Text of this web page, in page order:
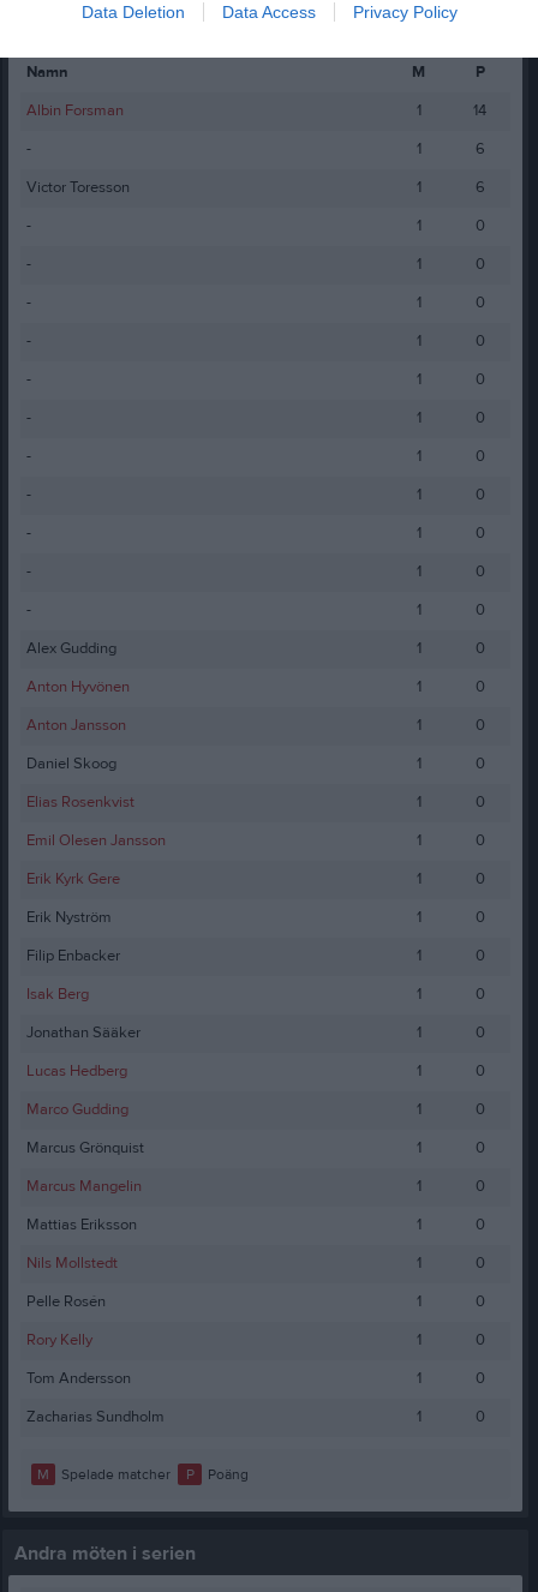
Data Deletion Data Access Privacy Policy
Spelarstatistik Utespelare
Namn M
P
Albin Forsman
1
14
-
1
6
Victor Toresson
1
6
-
1
0
-
1
0
-
1
0
-
1
0
-
1
0
-
1
0
-
1
0
-
1
0
-
1
0
-
1
0
-
1
0
Alex Gudding
1
0
Anton Hyvönen
1
0
Anton Jansson
1
0
Daniel Skoog
1
0
Elias Rosenkvist
1
0
Emil Olesen Jansson
1
0
Erik Kyrk Gere
1
0
Erik Nyström
1
0
Filip Enbacker
1
0
Isak Berg
1
0
Jonathan Sääker
1
0
Lucas Hedberg
1
0
Marco Gudding
1
0
Marcus Grönquist
1
0
Marcus Mangelin
1
0
Mattias Eriksson
1
0
Nils Mollstedt
1
0
Pelle Rosén
1
0
Rory Kelly
1
0
Tom Andersson
1
0
Zacharias Sundholm
1 0
M Spelade matcher P Poäng
Andra möten i serien